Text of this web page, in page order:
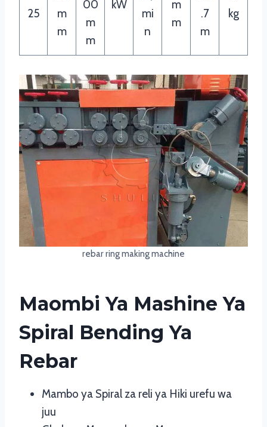
25
m
m
00
m
m
kW
mi
n
m
m
.7
m
kg
rebar ring making machine
Maombi Ya Mashine Ya
Spiral Bending Ya
Rebar
Mambo ya Spiral za reli ya Hiki urefu wa
juu